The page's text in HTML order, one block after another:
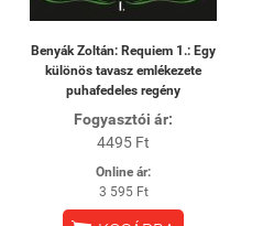
Benyák Zoltán: Requiem 1.: Egy
különös tavasz emlékezete
puhafedeles regény
Fogyasztói ár:
4495 Ft
Online ár:
3 595 Ft